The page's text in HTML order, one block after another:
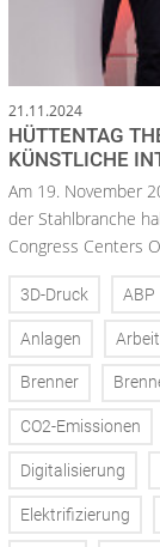
21.11.2024
HÜTTENTAG
KÜNSTLICHE
Am 19. November
der Stahlbranche
Congress Centers
3D-Druck ABP
Anlagen
Brenner
CO2-Emissionen
Digitalisierung
Elektrifizierung